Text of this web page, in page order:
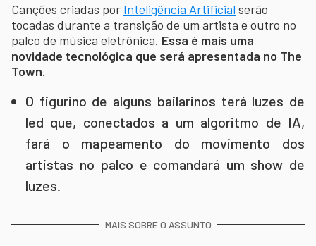
Canções criadas por Inteligência Artificial serão
tocadas durante a transição de um artista e outro no
palco de música eletrônica. Essa é mais uma
novidade tecnológica que será apresentada no The
Town.
O figurino de alguns bailarinos terá luzes de
led que, conectados a um algoritmo de IA,
fará o mapeamento do movimento dos
artistas no palco e comandará um show de
luzes.
MAIS SOBRE O ASSUNTO